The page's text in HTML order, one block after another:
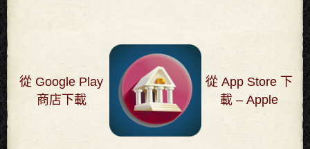
從 Google Play
商店下載
從 App Store 下
載 – Apple